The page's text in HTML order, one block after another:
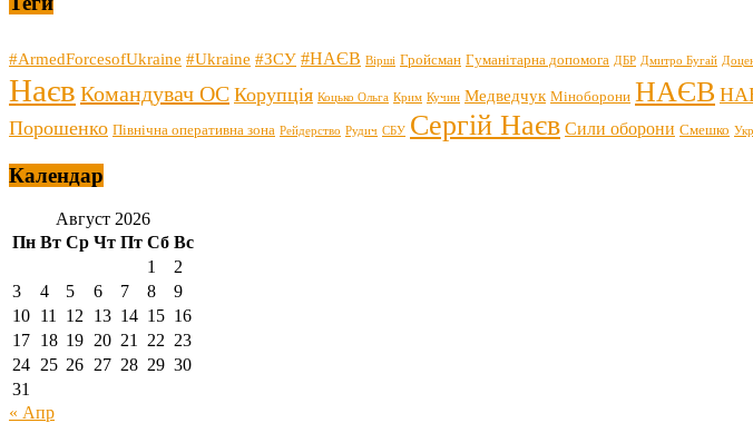
#ArmedForcesofUkraine #Ukraine #ЗСУ #НАЄВ Вірші Гройсман Гуманітарна допомога ДБР Дмитро Бугай
Наєв Командувач ОС Корупція Коцько Ольга Крим Кучин Медведчук Міноборони НАЄВ
Порошенко Північна оперативна зона Рейдерство Рудич СБУ Сергій Наєв Сили оборони Смешко
Календар
Август 2026
Пн Вт Ср Чт Пт Сб Вс
1
2
3
4 5 6 7 8
9
10 11 12 13 14 15 16
17 18 19 20 21 22 23
24 25 26 27 28 29 30
31
« Апр